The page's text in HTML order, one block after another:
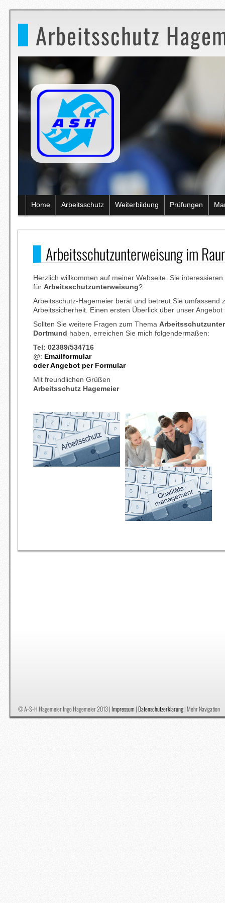
Arbeitsschutz
Home Arbeitsschutz Weiterbildung Prüfungen
Arbeitsschutzunterweisung im
Herzlich willkommen auf meiner Webseite. Sie interessieren
für Arbeitsschutzunterweisung?
Arbeitsschutz-Hagemeier berät und betreut Sie umfassend
Arbeitssicherheit. Einen ersten Überlick über unser
Sollten Sie weitere Fragen zum Thema
Dortmund haben, erreichen Sie mich folgendermaßen:
Tel: 02389/534716
@: Emailformular
oder Angebot per Formular
Mit freundlichen Grüßen
Arbeitsschutz Hagemeier
© A-S-H Hagemeier Ingo Hagemeier 2013 |Impressum|Datenschutzerklärung|Mehr Navigation